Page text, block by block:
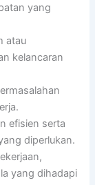
yang
atau
kelancaran
efisien serta
diperlukan.
yang dihadapi